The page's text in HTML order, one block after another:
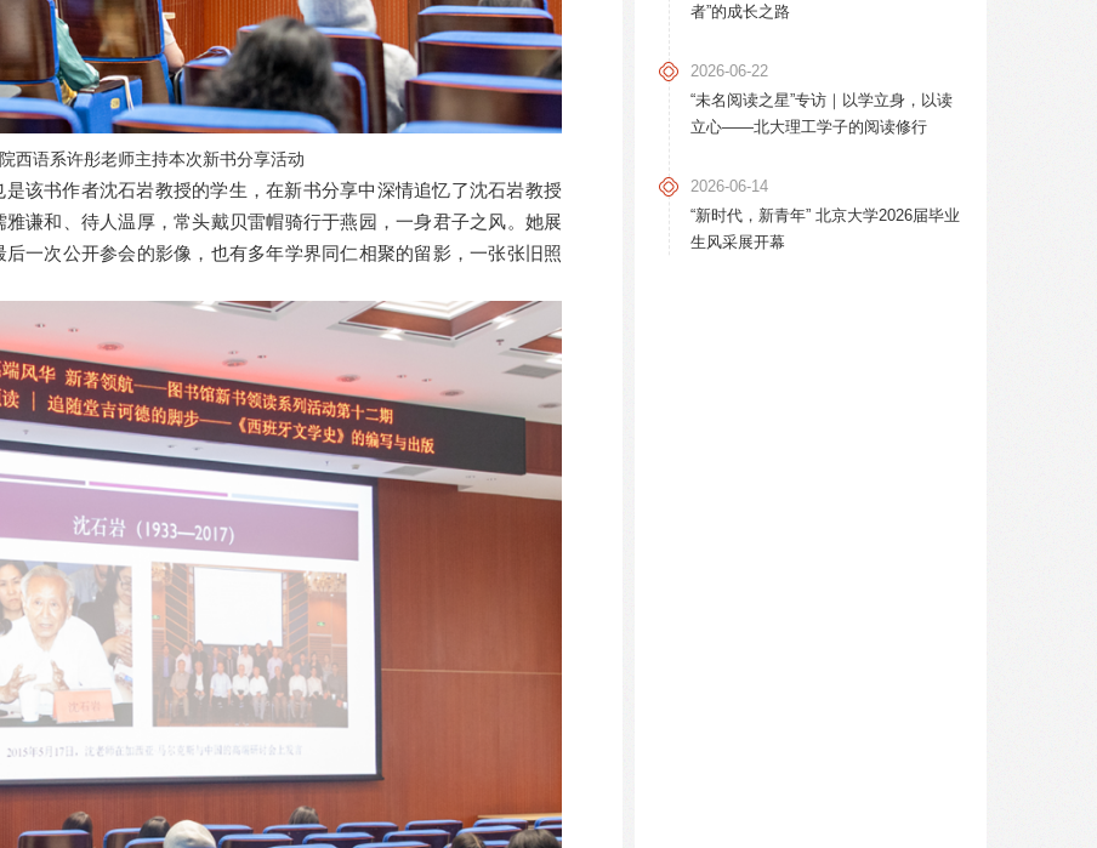
者”的成长之路
2026-06-22
“未名阅读之星”专访｜以学立身，以读
立心——北大理工学子的阅读修行
2026-06-14
“新时代，新青年” 北京大学2026届毕业
生风采展开幕
西语系许彤老师主持本次新书分享活动
该书作者沈石岩教授的学生，在新书分享中深情追忆了沈石岩教授
谦和、待人温厚，常头戴贝雷帽骑行于燕园，一身君子之风。她展
一次公开参会的影像，也有多年学界同仁相聚的留影，一张张旧照